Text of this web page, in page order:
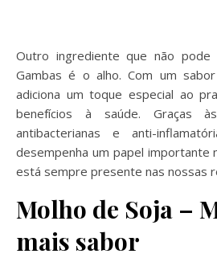
Outro ingrediente que não pode
Gambas é o alho. Com um
adiciona um toque especial ao
benefícios à saúde. Graças
antibacterianas e anti-
desempenha um papel importante
está sempre presente nas nossas
Molho de Soja –
mais sabor